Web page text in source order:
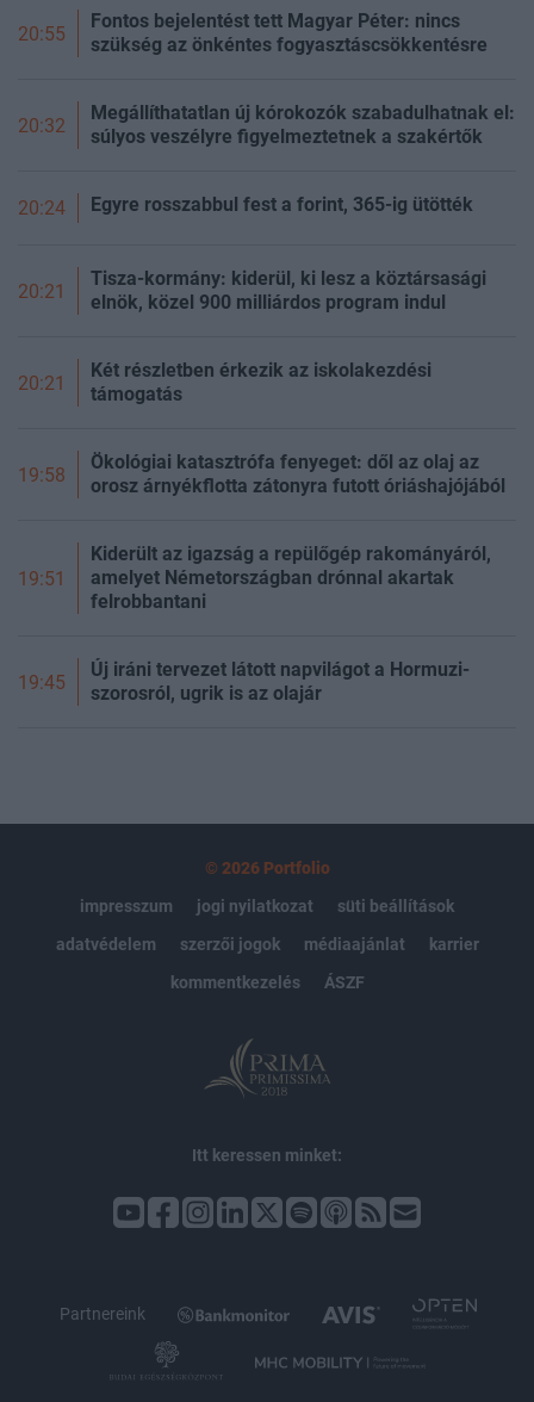
20:55
Fontos bejelentést tett Magyar Péter: nincs
szükség az önkéntes fogyasztáscsökkentésre
20:32
Megállíthatatlan új kórokozók szabadulhatnak el:
súlyos veszélyre figyelmeztetnek a szakértők
20:24 Egyre rosszabbul fest a forint, 365-ig ütötték
20:21
Tisza-kormány: kiderül, ki lesz a köztársasági
elnök, közel 900 milliárdos program indul
20:21
Két részletben érkezik az iskolakezdési
támogatás
19:58
Ökológiai katasztrófa fenyeget: dől az olaj az
orosz árnyékflotta zátonyra futott óriáshajójából
19:51
Kiderült az igazság a repülőgép rakományáról,
amelyet Németországban drónnal akartak
felrobbantani
19:45
Új iráni tervezet látott napvilágot a Hormuzi-
szorosról, ugrik is az olajár
© 2026 Portfolio
impresszum
jogi nyilatkozat
süti beállítások
adatvédelem
szerzői jogok médiaajánlat
karrier
kommentkezelés
ÁSZF
Itt keressen minket:
Partnereink